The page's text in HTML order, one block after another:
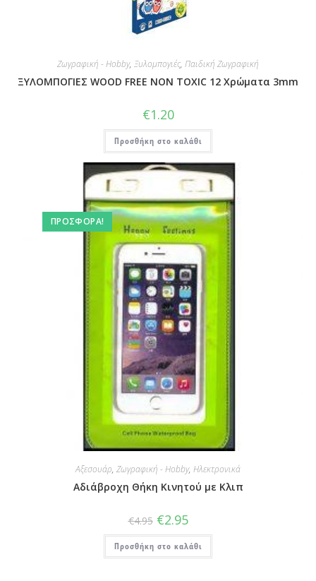
Ζωγραφική - Hobby, Ξυλομπογιές, Παιδική Ζωγραφική
ΞΥΛΟΜΠΟΓΙΕΣ WOOD FREE NON TOXIC 12 Χρώματα 3mm
€1.20
Προσθήκη στο καλάθι
ΠΡΟΣΦΟΡΆ!
Αξεσουάρ, Ζωγραφική - Hobby, Ηλεκτρονικά
Αδιάβροχη Θήκη Κινητού με Κλιπ
€4.95 €2.95
Προσθήκη στο καλάθι